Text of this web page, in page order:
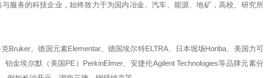
服务的科技企业，始终致力于为国内冶金、汽车、能源、地矿，高校、研究所
Bruker、德国元素Elementar、德国埃尔特ELTRA、日本堀场Horiba、美国力可
金埃尔默（美国PE）PerkinElmer、安捷伦Agilent Technologies等品牌元素分